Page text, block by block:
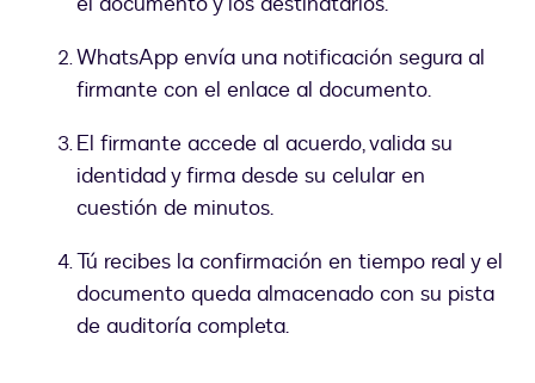
WhatsApp envía una notificación segura al
firmante con el enlace al documento.
El firmante accede al acuerdo, valida su
identidad y firma desde su celular en
cuestión de minutos.
Tú recibes la confirmación en tiempo real y el
documento queda almacenado con su pista
de auditoría completa.